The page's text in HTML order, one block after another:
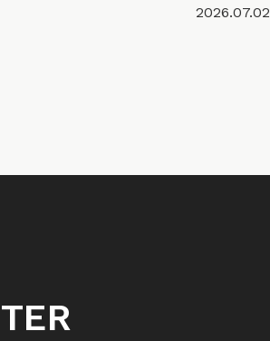
2026.07.02